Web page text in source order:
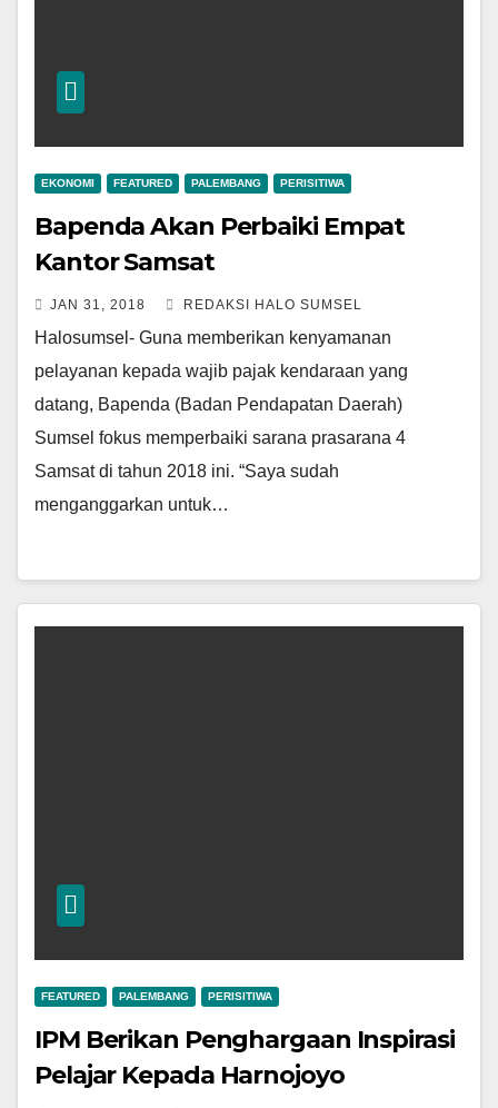
EKONOMI FEATURED PALEMBANG PERISITIWA
Bapenda Akan Perbaiki Empat
Kantor Samsat
JAN 31, 2018 REDAKSI HALO SUMSEL
Halosumsel- Guna memberikan kenyamanan
pelayanan kepada wajib pajak kendaraan yang
datang, Bapenda (Badan Pendapatan Daerah)
Sumsel fokus memperbaiki sarana prasarana 4
Samsat di tahun 2018 ini. “Saya sudah
menganggarkan untuk…
FEATURED PALEMBANG PERISITIWA
IPM Berikan Penghargaan Inspirasi
Pelajar Kepada Harnojoyo